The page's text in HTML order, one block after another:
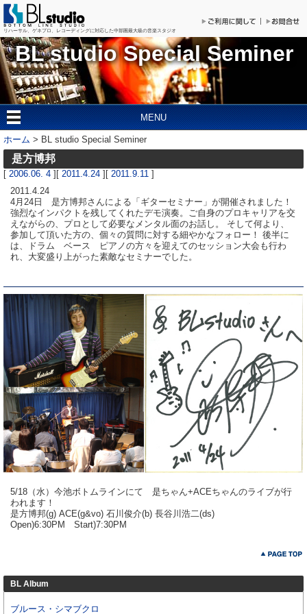
リハーサル、ゲネプロ、レコーディングに対応した中部圏最大級の音楽スタジオ
BL studio Special Seminer
MENU
ホーム > BL studio Special Seminer
是方博邦
[ 2006.06. 4 ][ 2011.4.24 ][ 2011.9.11 ]
2011.4.24
4月24日 是方博邦さんによる「ギターセミナー」が開催されました！
強烈なインパクトを残してくれたデモ演奏。ご自身のプロキャリアを交
えながらの、プロとして必要なメンタル面のお話し。 そして何より、
参加して頂いた方の、個々の質問に対する細やかなフォロー！ 後半に
は、ドラム ベース ピアノの方々を迎えてのセッション大会も行わ
れ、大変盛り上がった素敵なセミナーでした。
5/18（水）今池ボトムラインにて 是ちゃん+ACEちゃんのライブが行
われます！
是方博邦(g) ACE(g&vo) 石川俊介(b) 長谷川浩二(ds)
Open)6:30PM Start)7:30PM
BL Album
ブルース・シマブクロ